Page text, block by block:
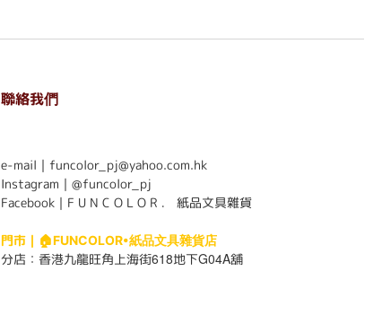
聯絡我們
e-mail｜funcolor_pj@yahoo.com.hk
Instagram｜ @funcolor_pj
Facebook｜ F U N C O L O R ． 紙品文具雜貨
門市｜ 🏠FUNCOLOR•紙品文具雜貨店
分店： 香港九龍旺角上海街618地下G04A舖